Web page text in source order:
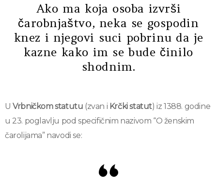
Ako ma koja osoba izvrši
čarobnjaštvo, neka se gospodin
knez i njegovi suci pobrinu da je
kazne kako im se bude činilo
shodnim.
UVrbničkom statutu (zvan i Krčki statut) iz 1388. godine
u 23. poglavlju pod specifičnim nazivom “O ženskim
čarolijama” navodi se: